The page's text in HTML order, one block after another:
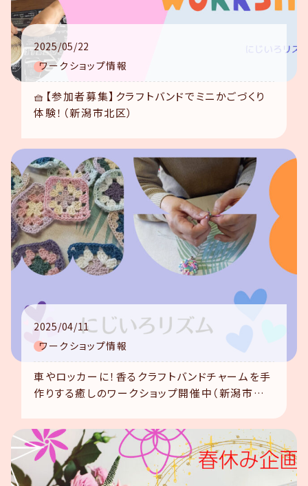
2025/05/22
ワークショップ情報
🧺【参加者募集】クラフトバンドでミニかごづくり
体験！（新潟市北区）
2025/04/11
ワークショップ情報
車やロッカーに！香るクラフトバンドチャームを手
作りする癒しのワークショップ開催中（新潟市北